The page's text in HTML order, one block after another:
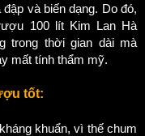
và biến dạng. Do đó,
100 lít Kim Lan Hà
trong thời gian dài mà
mất tính thẩm mỹ.
tốt:
khuẩn, vì thế chum